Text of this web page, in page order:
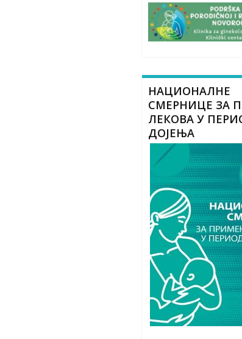
НАЦИОНАЛНЕ
СМЕРНИЦЕ ЗА
ЛЕКОВА У
ДОЈЕЊА